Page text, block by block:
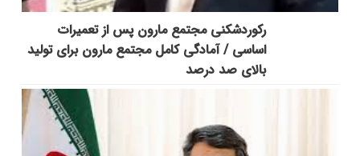
رکوردشکنی مجتمع مارون پس از تعمیرات
اساسی / آمادگی کامل مجتمع مارون برای تولید
بالای صد درصد